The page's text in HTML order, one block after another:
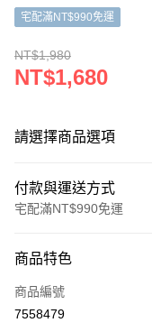
宅配滿NT$990免運
NT$1,980
NT$1,680
請選擇商品選項
付款與運送方式
宅配滿NT$990免運
信用卡一次付款
信用卡分期付款
商品特色
商品編號
7558479